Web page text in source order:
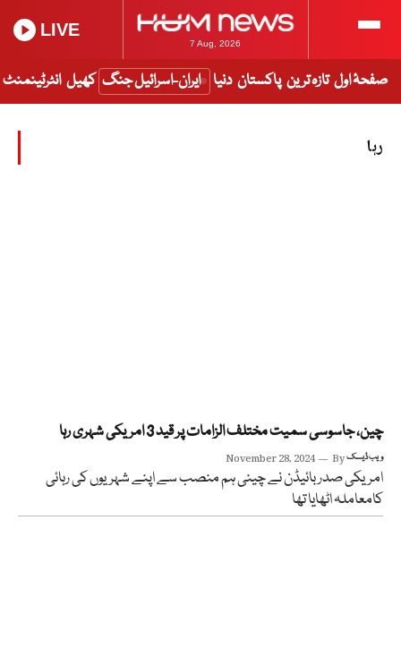
7 Aug, 2026
LIVE
صفحۂ اول تازہ ترین پاکستان دنیا ایران-اسرائیل جنگ کھیل انٹرٹینمنٹ
رہا
چین، جاسوسی سمیت مختلف الزامات پر قید 3 امریکی شہری رہا
November 28, 2024 Byویب ڈیسک
امریکی صدربائیڈن نے چینی ہم منصب سے اپنے شہریوں کی رہائی
کامعاملہ اٹھایا تھا